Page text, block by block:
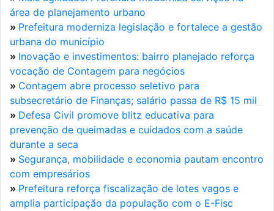
área de planejamento urbano
» Prefeitura moderniza legislação e fortalece a gestão
urbana do município
» Inovação e investimentos: bairro planejado reforça
vocação de Contagem para negócios
» Contagem abre processo seletivo para
subsecretário de Finanças; salário passa de R$ 15 mil
» Defesa Civil promove blitz educativa para
prevenção de queimadas e cuidados com a saúde
durante a seca
» Segurança, mobilidade e economia pautam encontro
com empresários
» Prefeitura reforça fiscalização de lotes vagos e
amplia participação da população com o E-Fisc